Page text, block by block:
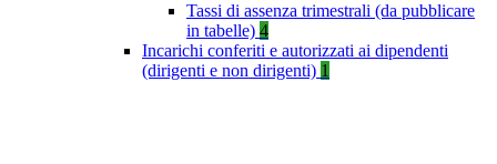
Tassi di assenza trimestrali (da pubblicare
in tabelle) 4
Incarichi conferiti e autorizzati ai dipendenti
(dirigenti e non dirigenti) 1